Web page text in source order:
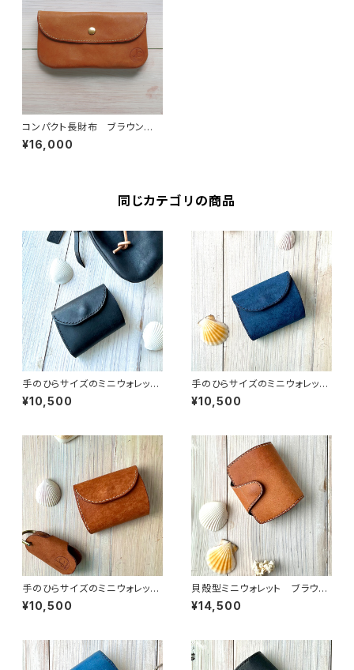
コンパクト長財布 ブラウン
イタリアンレザー 総手縫い仕
上げ 送料無料
¥16,000
同じカテゴリの商品
手のひらサイズのミニウォレッ
ト ブラック色 本革手縫いイタ
リアンレザー使用 送料無料
¥10,500
手のひらサイズのミニウォレッ
ト コバルト色 本革手縫いイ
タリアンレザー使用 送料無料
¥10,500
手のひらサイズのミニウォレッ
ト ブラウン色 本革手縫いイ
タリアンレザー使用 送料無料
¥10,500
貝殻型ミニウォレット ブラウ
ン イタリアンレザー 総手縫
い仕上げ 送料無料
¥14,500